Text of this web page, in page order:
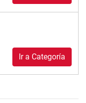
Ir a Categoría